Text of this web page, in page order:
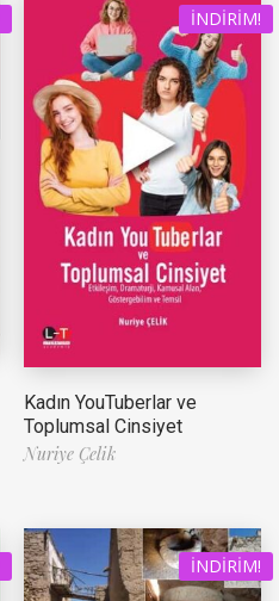
İNDIRIM!
Kadın YouTuberlar ve
Toplumsal Cinsiyet
Nuriye Çelik
İNDIRIM!